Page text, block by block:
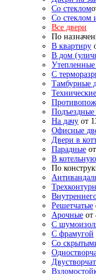
Со стеклом
Со стеклом
Все двери
По
В квартиру
В дом
Утепленные
С
Тамбурные
Технические
Подъездные
На дачу от
Офисные
Двери в
Парадные
В котельную
По
Решетчатые
Арочные от
С
С фрамугой
Со